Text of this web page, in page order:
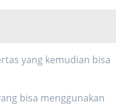
yang kemudian bisa
bisa menggunakan